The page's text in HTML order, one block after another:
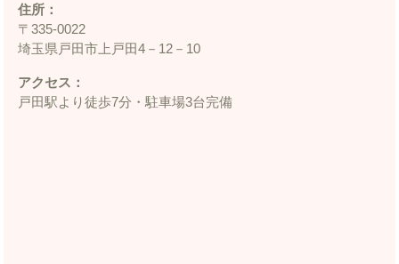
住所：
〒335‐0022
埼玉県戸田市上戸田4－12－10
アクセス：
戸田駅より徒歩7分・駐車場3台完備